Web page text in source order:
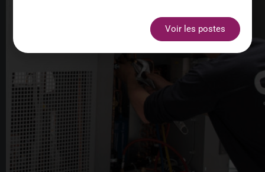
Voir les postes